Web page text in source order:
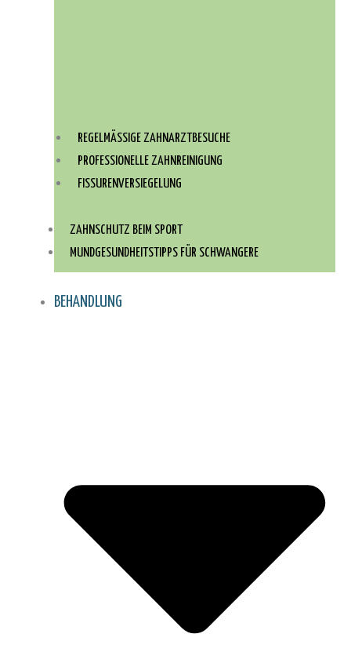
REGELMÄSSIGE ZAHNARZTBESUCHE
PROFESSIONELLE ZAHNREINIGUNG
FISSURENVERSIEGELUNG
ZAHNSCHUTZ BEIM SPORT
MUNDGESUNDHEITSTIPPS FÜR SCHWANGERE
BEHANDLUNG